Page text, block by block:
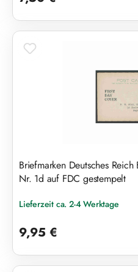
Briefmarken Deutsches
Nr. 1d auf FDC gestempelt
Lieferzeit ca. 2-4 Werktage
9,95 €